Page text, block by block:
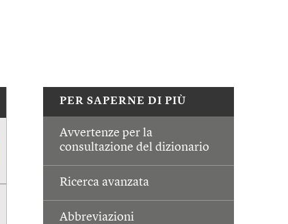
PER SAPERNE DI PIÙ
Avvertenze per la
consultazione del dizionario
Ricerca avanzata
Abbreviazioni